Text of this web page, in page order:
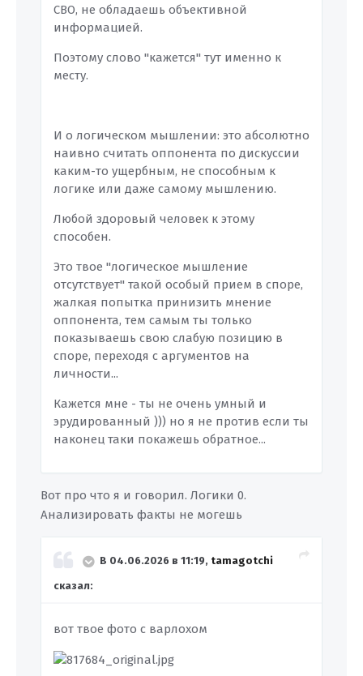
СВО, не обладаешь объективной
информацией.
Поэтому слово "кажется" тут именно к
месту.
И о логическом мышлении: это абсолютно
наивно считать оппонента по дискуссии
каким-то ущербным, не способным к
логике или даже самому мышлению.
Любой здоровый человек к этому
способен.
Это твое "логическое мышление
отсутствует" такой особый прием в споре,
жалкая попытка принизить мнение
оппонента, тем самым ты только
показываешь свою слабую позицию в
споре, переходя с аргументов на
личности...
Кажется мне - ты не очень умный и
эрудированный ))) но я не против если ты
наконец таки покажешь обратное...
Вот про что я и говорил. Логики 0.
Анализировать факты не могешь
В 04.06.2026 в 11:19, tamagotchi
сказал:
вот твое фото с варлохом